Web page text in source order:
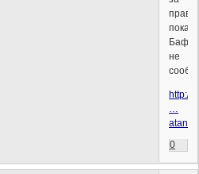
право
не
http://
0